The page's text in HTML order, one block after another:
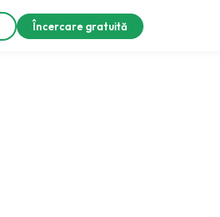
Încercare gratuită